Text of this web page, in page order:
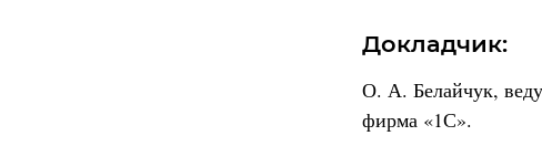
Докладчик:
О. А. Белайчук,
фирма «1С».